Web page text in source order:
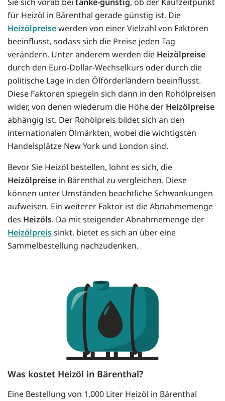
für Heizöl in Bärenthal gerade günstig ist. Die
Heizölpreisewerden von einer Vielzahl von Faktoren
beeinflusst, sodass sich die Preise jeden Tag
verändern. Unter anderem werden die Heizölpreise
durch den Euro-Dollar-Wechselkurs oder durch die
politische Lage in den Ölförderländern beeinflusst.
Diese Faktoren spiegeln sich dann in den Rohölpreisen
wider, von denen wiederum die Höhe der Heizölpreise
abhängig ist. Der Rohölpreis bildet sich an den
internationalen Ölmärkten, wobei die wichtigsten
Handelsplätze New York und London sind.
Bevor Sie Heizöl bestellen, lohnt es sich, die
Heizölpreise in Bärenthal zu vergleichen. Diese
können unter Umständen beachtliche Schwankungen
aufweisen. Ein weiterer Faktor ist die Abnahmemenge
des Heizöls. Da mit steigender Abnahmemenge der
Heizölpreissinkt, bietet es sich an über eine
Sammelbestellung nachzudenken.
Was kostet Heizöl in Bärenthal?
Eine Bestellung von 1.000 Liter Heizöl in Bärenthal